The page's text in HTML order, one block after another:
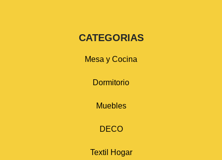
CATEGORIAS
Mesa y Cocina
Dormitorio
Muebles
DECO
Textil Hogar